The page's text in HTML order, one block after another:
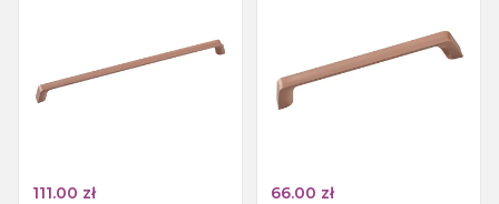
111.00 zł
66.00 zł